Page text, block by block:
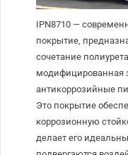
IPN8710 —
покрытие,
сочетание
модифицированная
антикоррозийные
Это покрытие
коррозионную
делает его